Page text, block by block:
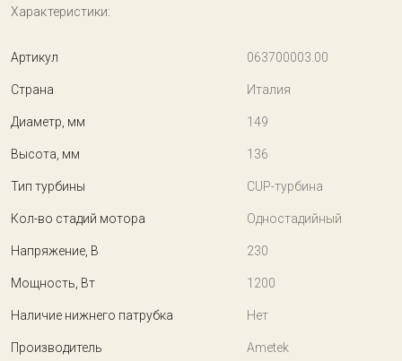
Характеристики:
Артикул 063700003.00
Страна Италия
Диаметр, мм 149
Высота, мм 136
Тип турбины CUP-турбина
Кол-во стадий мотора Одностадийный
Напряжение, В 230
Мощность, Вт 1200
Наличие нижнего патрубка Нет
Производитель Ametek